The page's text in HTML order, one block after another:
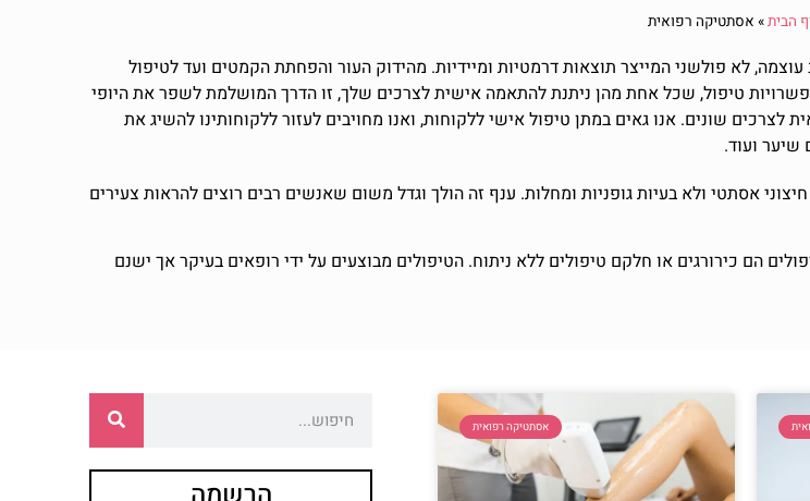
הבית» אסתטיקה רפואית
לא פולשני המייצר תוצאות דרמטיות ומיידיות. מהידוק העור והפחתת הקמטים ועד לטיפול
טיפול, שכל אחת מהן ניתנת להתאמה אישית לצרכים שלך, זו הדרך המושלמת לשפר את היופי
שונים. אנו גאים במתן טיפול אישי ללקוחות, ואנו מחויבים לעזור ללקוחותינו להשיג את
ועוד.
אסתטי ולא בעיות גופניות ומחלות. ענף זה הולך וגדל משום שאנשים רבים רוצים להראות צעירים
הם כירורגים או חלקם טיפולים ללא ניתוח. הטיפולים מבוצעים על ידי רופאים בעיקר אך ישנם
אסתטיקה רפואית